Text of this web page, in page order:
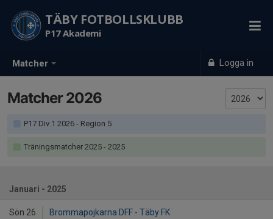
Matcher Logga in
TÄBY FOTBOLLSKLUBB
P17 Akademi
Matcher 2026
P17 Div.1 2026 - Region 5
Träningsmatcher 2025 - 2025
Januari - 2025
Sön 26
Brommapojkarna DFF - Täby FK